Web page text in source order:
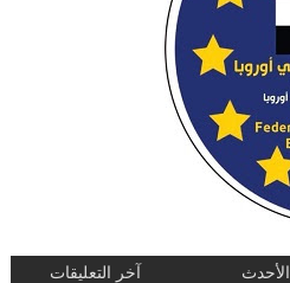
الأحدث آخر التعليقات